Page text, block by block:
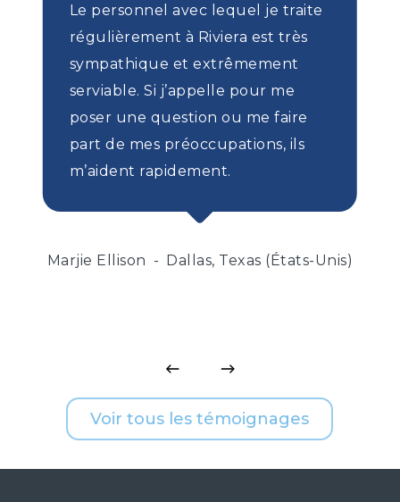
Le personnel avec lequel je traite
régulièrement à Riviera est très
sympathique et extrêmement
serviable. Si j’appelle pour me
poser une question ou me faire
part de mes préoccupations, ils
m’aident rapidement.
Marjie Ellison Dallas, Texas (États-Unis)
Voir tous les témoignages